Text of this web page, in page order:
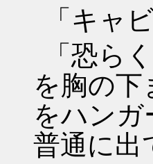
「キャ
「恐ら
を胸の
をハン
普通に出